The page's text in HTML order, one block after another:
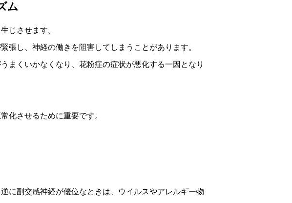
ム
じさせます。
張し、神経の働きを阻害してしまうことがあります。
まくいかなくなり、花粉症の症状が悪化する一因となり
化させるために重要です。
に副交感神経が優位なときは、ウイルスやアレルギー物